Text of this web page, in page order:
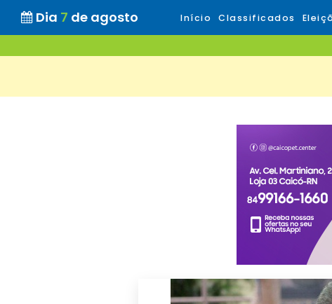
Dia 7 de agosto Início Classificados